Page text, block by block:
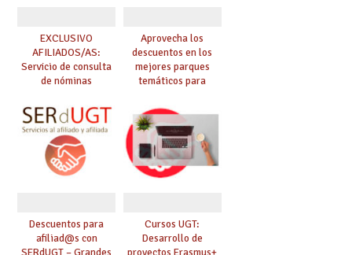
EXCLUSIVO
AFILIADOS/AS:
Servicio de consulta
de nóminas
Aprovecha los
descuentos en los
mejores parques
temáticos para
SERdUGT – (Puy Du
Fou, Disneyland
París, Port Aventura,
Warner…)
Descuentos para
afiliad@s con
SERdUGT – Grandes
Cursos UGT:
Desarrollo de
proyectos Erasmus+